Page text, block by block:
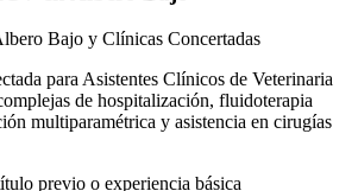
Bajo y Clínicas Concertadas
para Asistentes Clínicos de Veterinaria
de hospitalización, fluidoterapia
multiparamétrica y asistencia en cirugías
previo o experiencia básica